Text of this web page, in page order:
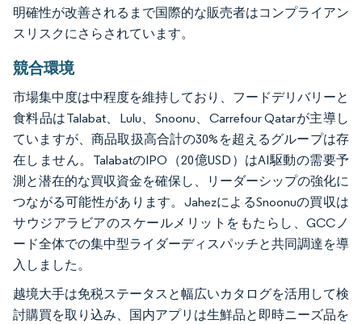
明確性が改善されるまで国際的な販売者はコンプライアン
スリスクにさらされています。
競合環境
市場集中度は中程度を維持しており、フードデリバリーと
食料品はTalabat、Lulu、Snoonu、Carrefour Qatarが主導し
ていますが、商品取扱高合計の30%を超えるグループは存
在しません。TalabatのIPO（20億USD）はAI駆動の需要予
測と潜在的な買収資金を確保し、リーダーシップの強化に
つながる可能性があります。JahezによるSnoonuの買収は
サウジアラビアのスケールメリットをもたらし、GCCノ
ード全体での集中型ライダーディスパッチと共同調達を導
入しました。
越境大手は免税ステータスと幅広いカタログを活用して検
討購買を取り込み、国内アプリは生鮮品と即時ニーズ品を